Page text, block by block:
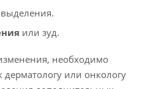
или зуд.
необходимо
дерматологу или онкологу